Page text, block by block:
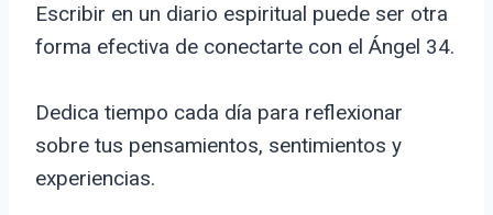
Escribir en un diario espiritual puede ser otra
forma efectiva de conectarte con el Ángel 34.
Dedica tiempo cada día para reflexionar
sobre tus pensamientos, sentimientos y
experiencias.